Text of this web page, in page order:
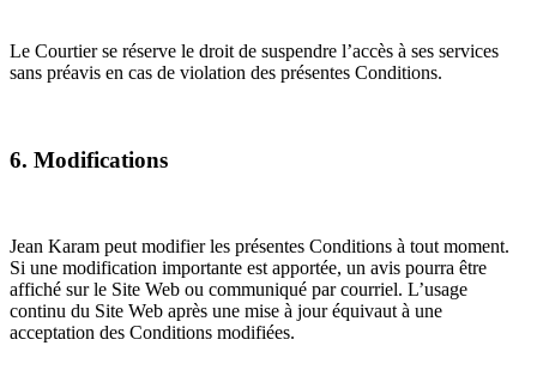
Le Courtier se réserve le droit de suspendre l’accès à ses services
sans préavis en cas de violation des présentes Conditions.
6. Modifications
Jean Karam peut modifier les présentes Conditions à tout moment.
Si une modification importante est apportée, un avis pourra être
affiché sur le Site Web ou communiqué par courriel. L’usage
continu du Site Web après une mise à jour équivaut à une
acceptation des Conditions modifiées.